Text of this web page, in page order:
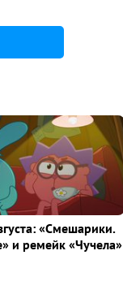
«Смешарики.
и ремейк «Чучела»